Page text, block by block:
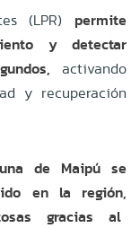
(LPR) permite
y detectar
activando
y recuperación
de Maipú se
en la región,
gracias al